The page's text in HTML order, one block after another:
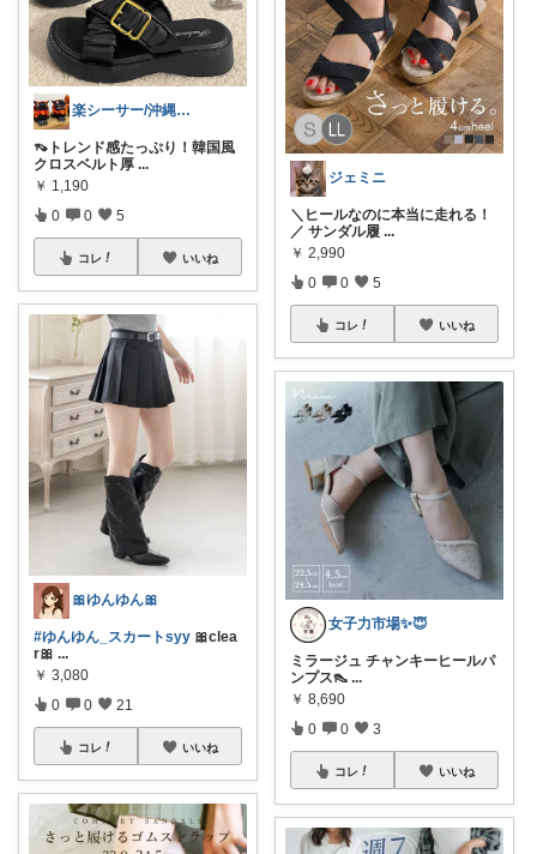
楽シーサー/沖縄好きのおすすめROOM
👡トレンド感たっぷり！韓国風
クロスベルト厚 ...
￥ 1,190
0 0 5
コレ いいね
🎀ゆんゆん🎀
#ゆんゆん_スカートsyy 🎀clea
r🎀 ...
￥ 3,080
0 0 21
コレ いいね
ジェミニ
＼ヒールなのに本当に走れる！
／ サンダル履 ...
￥ 2,990
0 0 5
コレ いいね
女子力市場✨😇
ミラージュ チャンキーヒールパ
ンプス👠 ...
￥ 8,690
0 0 3
コレ いいね